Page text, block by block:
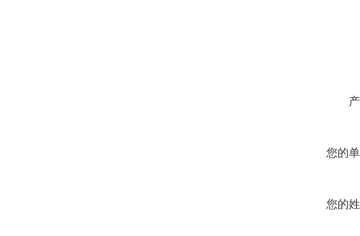
您的
您的